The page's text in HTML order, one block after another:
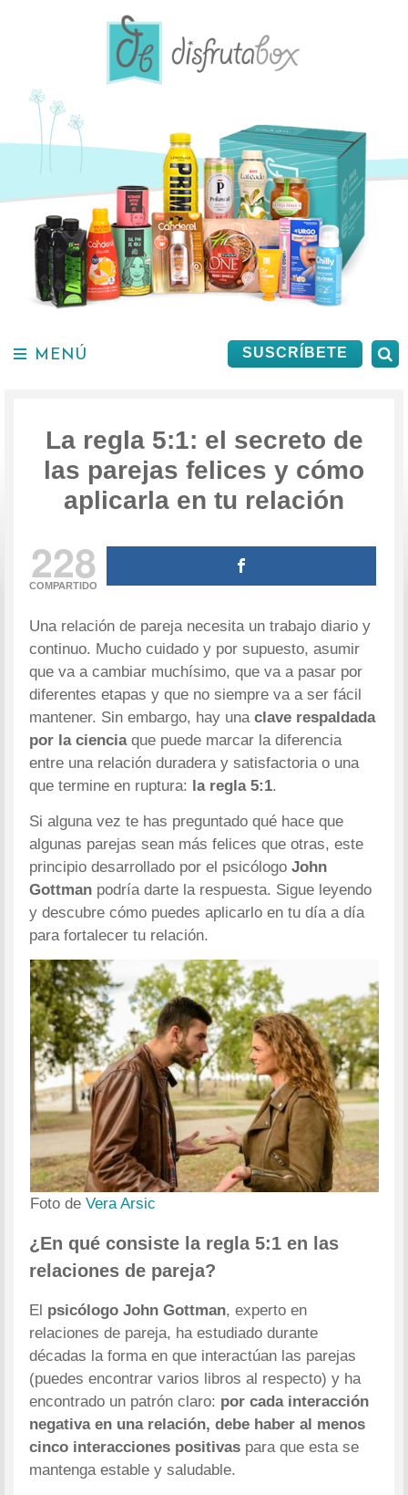
SUSCRÍBETE
MENÚ
La regla 5:1: el secreto de
las parejas felices y cómo
aplicarla en tu relación
228
COMPARTIDO
Una relación de pareja necesita un trabajo diario y
continuo. Mucho cuidado y por supuesto, asumir
que va a cambiar muchísimo, que va a pasar por
diferentes etapas y que no siempre va a ser fácil
mantener. Sin embargo, hay unaclave respaldada
por la cienciaque puede marcar la diferencia
entre una relación duradera y satisfactoria o una
que termine en ruptura: la regla 5:1.
Si alguna vez te has preguntado qué hace que
algunas parejas sean más felices que otras, este
principio desarrollado por el psicólogoJohn
Gottman podría darte la respuesta. Sigue leyendo
y descubre cómo puedes aplicarlo en tu día a día
para fortalecer tu relación.
Foto de Vera Arsic
¿En qué consiste la regla 5:1 en las
relaciones de pareja?
El psicólogo John Gottman, experto en
relaciones de pareja, ha estudiado durante
décadas la forma en que interactúan las parejas
(puedes encontrar varios libros al respecto) y ha
encontrado un patrón claro: por cada interacción
negativa en una relación, debe haber al menos
cinco interacciones positivas para que esta se
mantenga estable y saludable.